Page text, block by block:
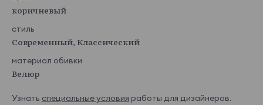
коричневый
стиль
Современный, Классический
материал обивки
Велюр
Узнать специальные условия работы для дизайнеров.